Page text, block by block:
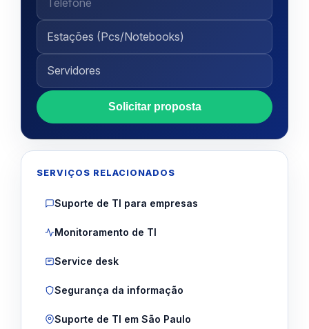
Solicitar proposta
SERVIÇOS RELACIONADOS
Suporte de TI para empresas
Monitoramento de TI
Service desk
Segurança da informação
Suporte de TI em São Paulo